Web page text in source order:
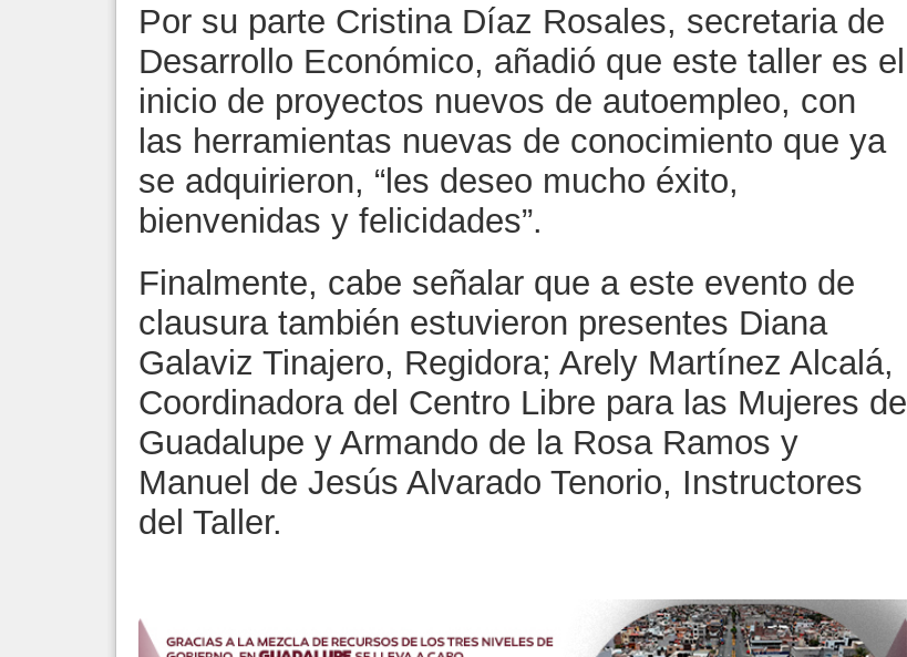
Por su parte Cristina Díaz Rosales, secretaria de
Desarrollo Económico, añadió que este taller es el
inicio de proyectos nuevos de autoempleo, con
las herramientas nuevas de conocimiento que ya
se adquirieron, “les deseo mucho éxito,
bienvenidas y felicidades”.
Finalmente, cabe señalar que a este evento de
clausura también estuvieron presentes Diana
Galaviz Tinajero, Regidora; Arely Martínez Alcalá,
Coordinadora del Centro Libre para las Mujeres de
Guadalupe y Armando de la Rosa Ramos y
Manuel de Jesús Alvarado Tenorio, Instructores
del Taller.